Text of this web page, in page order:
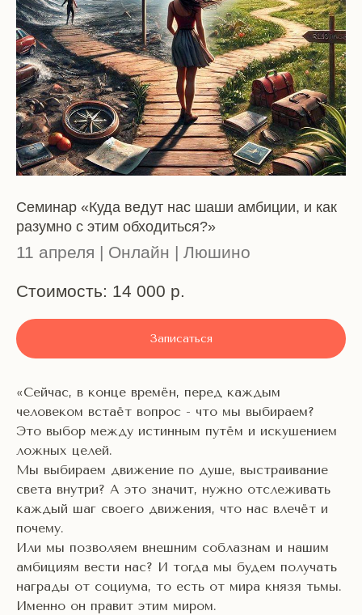
Семинар «Куда ведут нас шаши амбиции, и как
разумно с этим обходиться?»
11 апреля | Онлайн | Люшино
Стоимость: 14 000 р.
Записаться
«Сейчас, в конце времён, перед каждым
человеком встаёт вопрос - что мы выбираем?
Это выбор между истинным путём и искушением
ложных целей.
Мы выбираем движение по душе, выстраивание
света внутри? А это значит, нужно отслеживать
каждый шаг своего движения, что нас влечёт и
почему.
Или мы позволяем внешним соблазнам и нашим
амбициям вести нас? И тогда мы будем получать
награды от социума, то есть от мира князя тьмы.
Именно он правит этим миром.